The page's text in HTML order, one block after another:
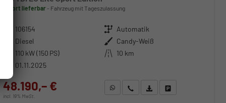
sofort lieferbar Fahrzeug mit Tageszulassung
106154 Getriebe Automatik
Diesel Außenfarbe Candy-Weiß
110 kW (150 PS) Kilometerstand 10 km
01.11.2025
48.190,– €
incl. 19% MwSt.
WhatsApp anfragen
Wir rufen Sie anFahrzeugexposé (PDF)
Fahrzeug parken